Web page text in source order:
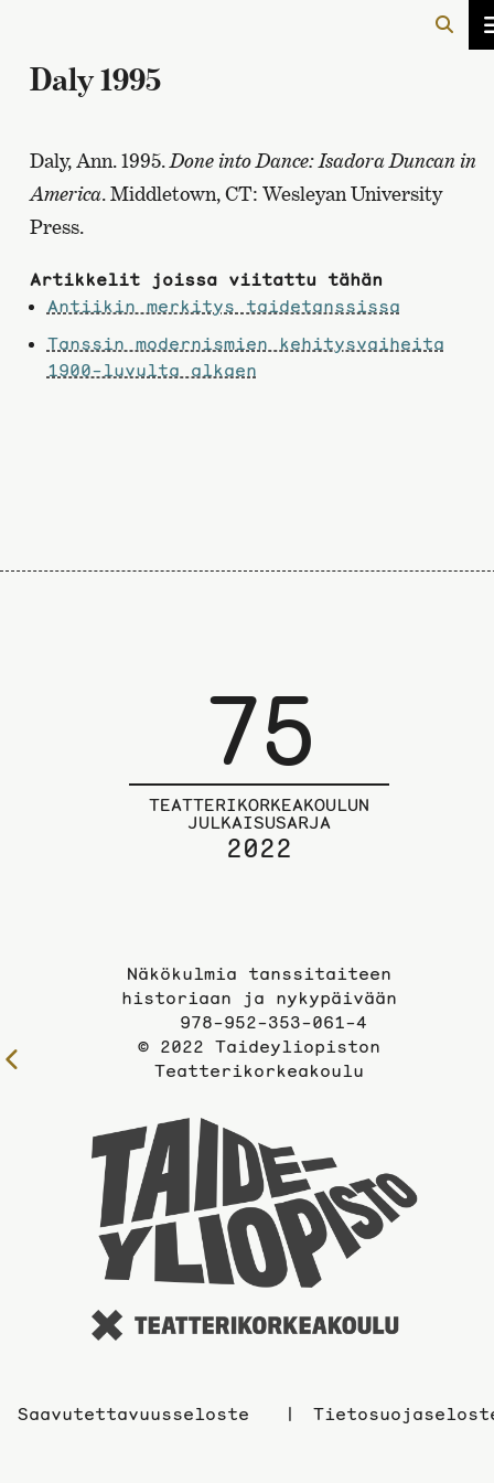
Daly 1995
Daly, Ann. 1995. Done into Dance: Isadora Duncan in
America. Middletown, CT: Wesleyan University
Press.
Artikkelit joissa viitattu tähän
Antiikin merkitys taidetanssissa
Tanssin modernismien kehitysvaiheita
1900-luvulta alkaen
75
TEATTERIKORKEAKOULUN
JULKAISUSARJA
2022
Näkökulmia tanssitaiteen
historiaan ja nykypäivään
978-952-353-061-4
© 2022 Taideyliopiston
Teatterikorkeakoulu
Saavutettavuusseloste